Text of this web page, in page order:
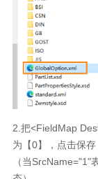
2.把<FieldMap
为【0】，点击保
（当